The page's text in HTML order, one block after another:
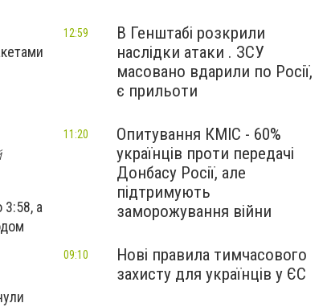
3:58, а
В Генштабі розкрили
наслідки атаки . ЗСУ
масовано вдарили по Росії,
є прильоти
12:59
Опитування КМІС - 60%
українців проти передачі
Донбасу Росії, але
підтримують
заморожування війни
11:20
Нові правила тимчасового
захисту для українців у ЄС
09:10